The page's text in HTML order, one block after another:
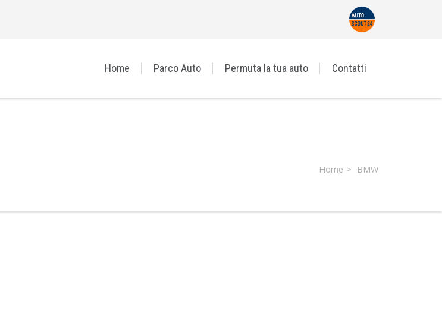
Home Parco Auto Permuta la tua auto Contatti
Home BMW